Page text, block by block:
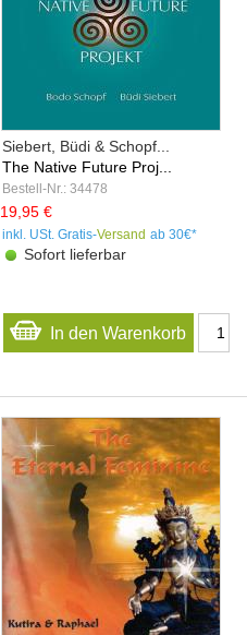
Siebert, Büdi & Schopf...
The Native Future Proj...
Bestell-Nr.: 34478
19,95 €
inkl. USt. Gratis-Versand ab 30€*
Sofort lieferbar
In den Warenkorb